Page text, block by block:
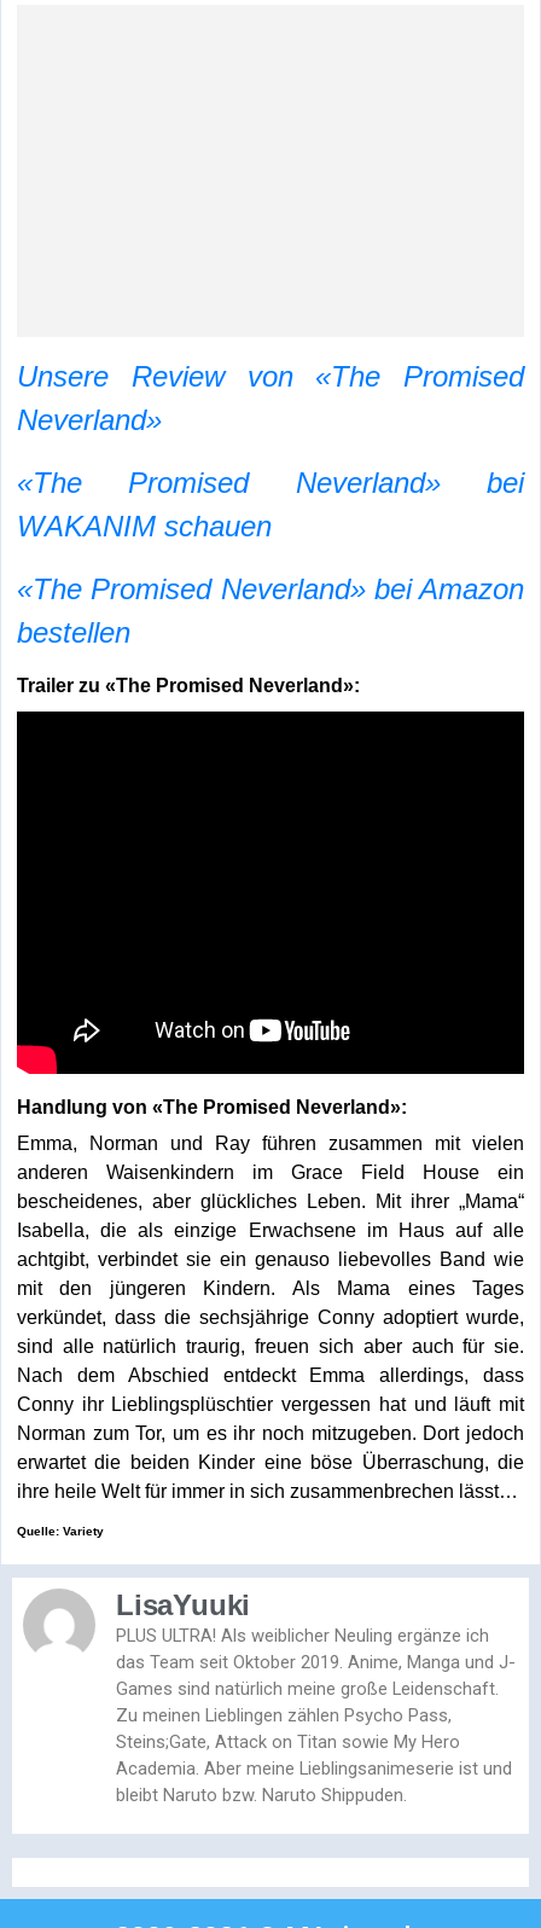
Unsere Review von «The Promised
Neverland»
«The Promised Neverland» bei
WAKANIM schauen
«The Promised Neverland» bei Amazon
bestellen
Trailer zu «The Promised Neverland»:
Handlung von «The Promised Neverland»:
Emma, Norman und Ray führen zusammen mit vielen
anderen Waisenkindern im Grace Field House ein
bescheidenes, aber glückliches Leben. Mit ihrer „Mama“
Isabella, die als einzige Erwachsene im Haus auf alle
achtgibt, verbindet sie ein genauso liebevolles Band wie
mit den jüngeren Kindern. Als Mama eines Tages
verkündet, dass die sechsjährige Conny adoptiert wurde,
sind alle natürlich traurig, freuen sich aber auch für sie.
Nach dem Abschied entdeckt Emma allerdings, dass
Conny ihr Lieblingsplüschtier vergessen hat und läuft mit
Norman zum Tor, um es ihr noch mitzugeben. Dort jedoch
erwartet die beiden Kinder eine böse Überraschung, die
ihre heile Welt für immer in sich zusammenbrechen lässt…
Quelle: Variety
LisaYuuki
PLUS ULTRA! Als weiblicher Neuling ergänze ich
das Team seit Oktober 2019. Anime, Manga und J-
Games sind natürlich meine große Leidenschaft.
Zu meinen Lieblingen zählen Psycho Pass,
Steins;Gate, Attack on Titan sowie My Hero
Academia. Aber meine Lieblingsanimeserie ist und
bleibt Naruto bzw. Naruto Shippuden.